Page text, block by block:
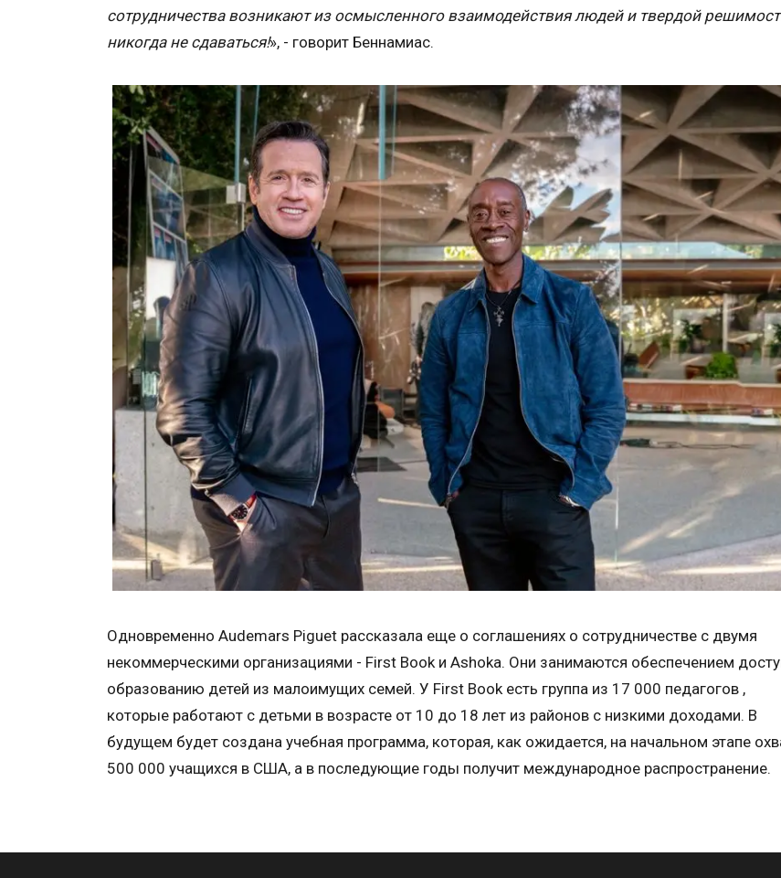
сотрудничества возникают из осмысленного взаимодействия людей и твердой
никогда не сдаваться!», - говорит Беннамиас.
Одновременно Audemars Piguet рассказала еще о соглашениях о сотрудничестве с двумя
некоммерческими организациями - First Book и Ashoka. Они занимаются обеспечением
образованию детей из малоимущих семей. У First Book есть группа из 17 000 педагогов ,
которые работают с детьми в возрасте от 10 до 18 лет из районов с низкими доходами. В
будущем будет создана учебная программа, которая, как ожидается, на начальном этапе
500 000 учащихся в США, а в последующие годы получит международное распространение.